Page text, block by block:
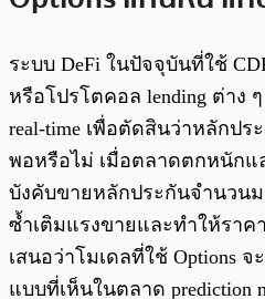
ระบบ DeFi ในปัจจุบันที่ใช้
หรือโปรโตคอล lending ต่าง
real-time เพื่อตัดสินว่าหลักปร
พอหรือไม่ เมื่อตลาดตกหนักแ
บังคับขายหลักประกันจำนวนม
ซ้ำเติมแรงขายและทำให้ราค
เสนอว่าโมเดลที่ใช้ Options จ
แบบที่เห็นในตลาด prediction